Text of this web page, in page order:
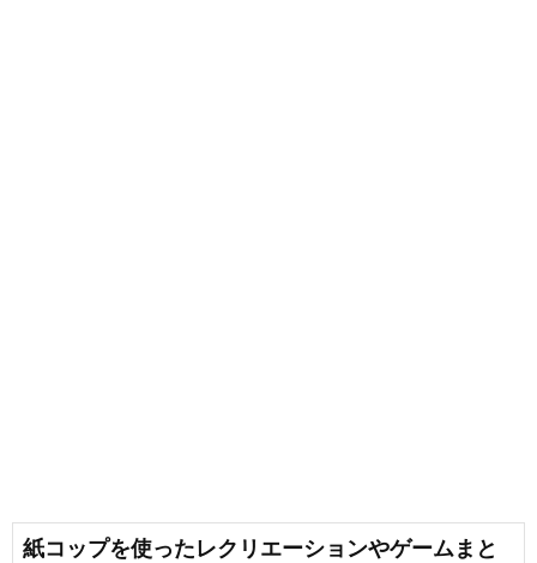
紙コップを使ったレクリエーションやゲームまと